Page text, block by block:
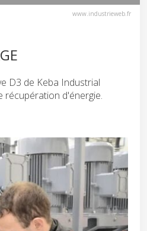
www.industrieweb.fr
D3 de Keba Industrial
récupération d'énergie.